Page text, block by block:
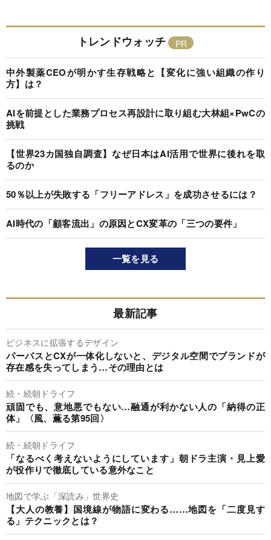
トレンドウォッチ
中外製薬CEOが明かす生存戦略と【変化に強い組織の作り
方】は？
AIを前提とした業務プロセス再設計に取り組む大林組×PwCの
挑戦
【世界23カ国独自調査】なぜ日本はAI活用で世界に後れを取
るのか
50％以上が失敗する「フリーアドレス」を成功させるには？
AI時代の「顧客流出」の原因とCX変革の「三つの要件」
一覧を見る
最新記事
ビジネスに拡張するデザイン
パーパスとCXが一体化しないと、デジタル空間でブランドが
存在感を失ってしまう…その理由とは
続・続朝ドライフ
頑固でも、意地悪でもない…融通が利かない人の「納得の正
体」〈風、薫る第95回〉
続・続朝ドライフ
「なるべく考えないようにしています」朝ドラ主演・見上愛
が役作りで徹底している意外なこと
地図で学ぶ「深読み」世界史
【大人の教養】国境線が物語に変わる……地図を「二度見す
る」テクニックとは？